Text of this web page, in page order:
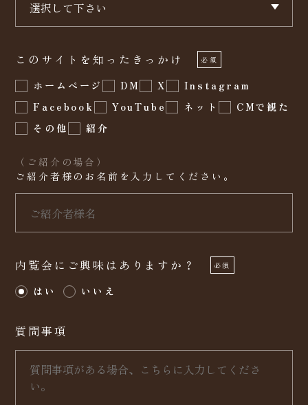
このサイトを知ったきっかけ 必須
ホームページ DM X
Instagram
Facebook
YouTube ネット
CMで観た
その他
紹介
（ご紹介の場合）
ご紹介者様のお名前を入力してください。
内覧会にご興味はありますか？ 必須
はい いいえ
質問事項